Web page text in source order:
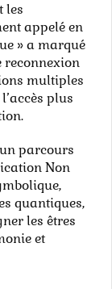
les
appelé en
» a marqué
reconnexion
multiples
plus
parcours
Non
quantiques,
les êtres
et